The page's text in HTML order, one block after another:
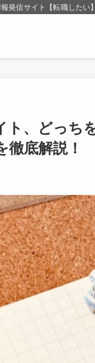
発信サイト【転職したい
ト、どっち
徹底解説！